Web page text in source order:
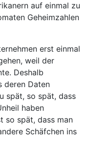
auf einmal zu
Geheimzahlen
erst einmal
weil der
Deshalb
deren Daten
spät, so spät, dass
haben
so spät, dass man
Schäfchen ins